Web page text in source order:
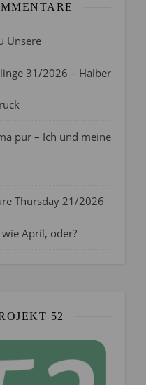
Unsere
31/2026 – Halber
pur – Ich und meine
Thursday 21/2026
April, oder?
52